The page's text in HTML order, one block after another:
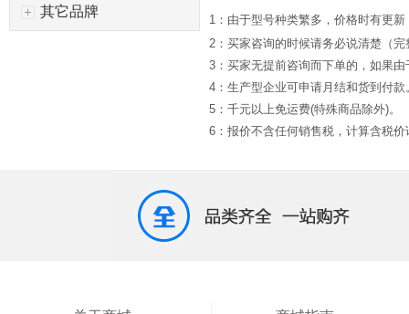
其它品牌
1：由于型号种类繁多，价格时有更
2：买家咨询的时候请务必说清楚（
3：买家无提前咨询而下单的，如果
4：生产型企业可申请月结和货到付款
5：千元以上免运费(特殊商品除外)。
6：报价不含任何销售税，计算含税价